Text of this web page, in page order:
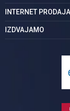
Podaci o trgovcu
Karijera | postani deo
Uslovi korišćenja
Politika privatnosti
INTERNET PRODAJA
Kako kupiti
IZDVAJAMO
Pločice za kupatilo